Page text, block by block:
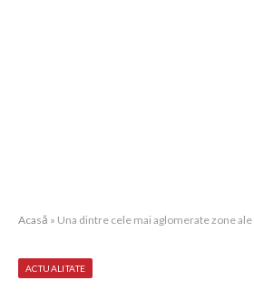
Acasă » Una dintre cele mai aglomerate zone ale capitalei va
ACTUALITATE